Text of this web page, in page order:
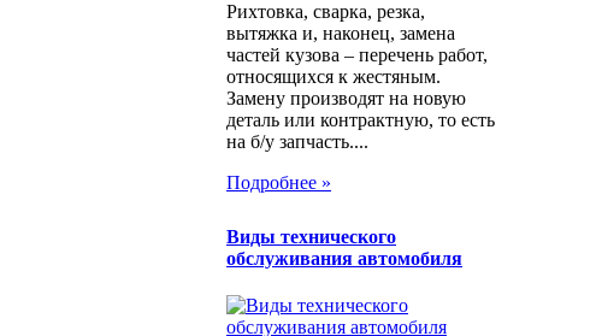
Рихтовка, сварка, резка,
вытяжка и, наконец, замена
частей кузова – перечень работ,
относящихся к жестяным.
Замену производят на новую
деталь или контрактную, то есть
на б/у запчасть....
Подробнее »
Виды технического
обслуживания автомобиля